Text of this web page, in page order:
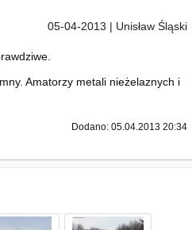
05-04-2013 | Unisław Śląski
Amatorzy metali nieżelaznych i
Dodano: 05.04.2013 20:34